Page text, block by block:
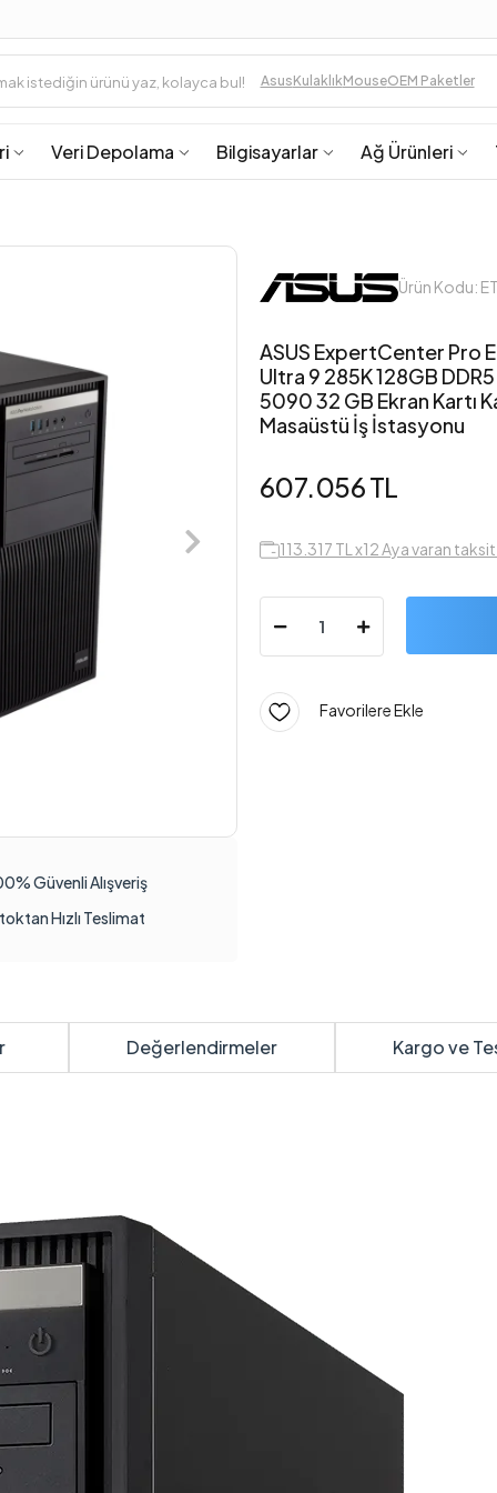
AsusKulaklıkMouseOEM Paketler
Veri Depolama Bilgisayarlar Ağ Ürünleri
Güvenli Alışveriş
Hızlı Teslimat
Ürün Kodu:
ASUS ExpertCenter Pro
Ultra 9 285K 128GB
5090 32 GB Ekran Kartı
Masaüstü İş İstasyonu
607.056 TL
113.317 TL x12 Aya varan
Favorilere Ekle
Değerlendirmeler Kargo ve